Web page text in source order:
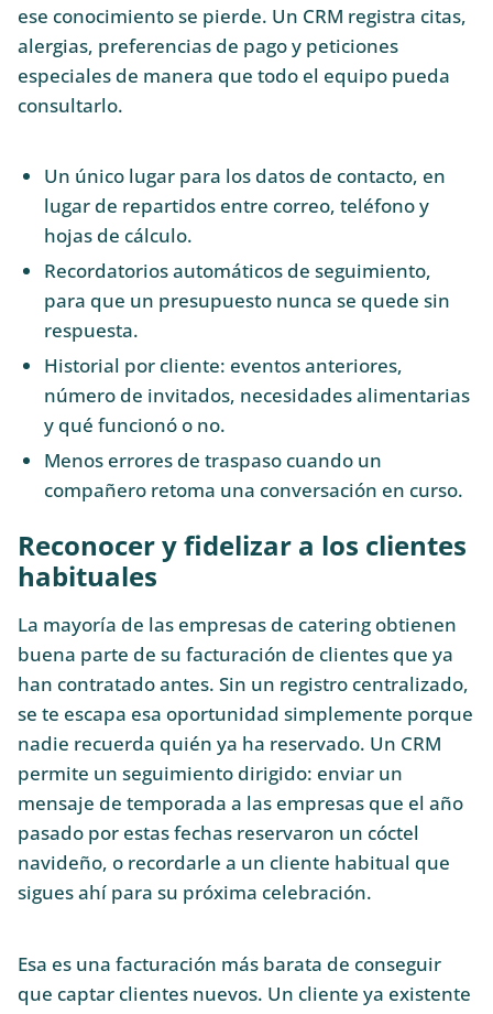
ese conocimiento se pierde. Un CRM registra citas,
alergias, preferencias de pago y peticiones
especiales de manera que todo el equipo pueda
consultarlo.
Un único lugar para los datos de contacto, en
lugar de repartidos entre correo, teléfono y
hojas de cálculo.
Recordatorios automáticos de seguimiento,
para que un presupuesto nunca se quede sin
respuesta.
Historial por cliente: eventos anteriores,
número de invitados, necesidades alimentarias
y qué funcionó o no.
Menos errores de traspaso cuando un
compañero retoma una conversación en curso.
Reconocer y fidelizar a los clientes
habituales
La mayoría de las empresas de catering obtienen
buena parte de su facturación de clientes que ya
han contratado antes. Sin un registro centralizado,
se te escapa esa oportunidad simplemente porque
nadie recuerda quién ya ha reservado. Un CRM
permite un seguimiento dirigido: enviar un
mensaje de temporada a las empresas que el año
pasado por estas fechas reservaron un cóctel
navideño, o recordarle a un cliente habitual que
sigues ahí para su próxima celebración.
Esa es una facturación más barata de conseguir
que captar clientes nuevos. Un cliente ya existente